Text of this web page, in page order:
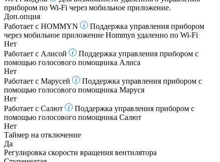
прибором по Wi-Fi через мобильное приложение.
Доп.опция
Работает с HOMMYN
Поддержка управления прибором
через мобильное приложение Hommyn удаленно по Wi-Fi
Нет
Работает с Алисой
Поддержка управления прибором с
помощью голосового помощника Алиса
Нет
Работает с Марусей
Поддержка управления прибором с
помощью голосового помощника Маруся
Нет
Работает с Салют
Поддержка управления прибором с
помощью голосового помощника Салют
Нет
Таймер на отключение
Да
Регулировка скорости вращения вентилятора